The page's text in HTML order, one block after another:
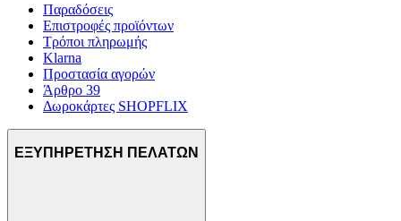
Παραδόσεις
Επιστροφές προϊόντων
Τρόποι πληρωμής
Klarna
Προστασία αγορών
Άρθρο 39
Δωροκάρτες SHOPFLIX
ΕΞΥΠΗΡΕΤΗΣΗ ΠΕΛΑΤΩΝ